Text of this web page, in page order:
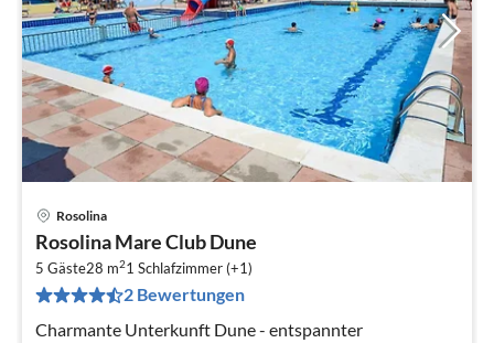
Rosolina
Rosolina Mare Club Dune
5 Gäste28 m21 Schlafzimmer (+1)
2 Bewertungen
Charmante Unterkunft Dune - entspannter